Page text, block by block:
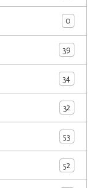
0
39
34
32
53
52